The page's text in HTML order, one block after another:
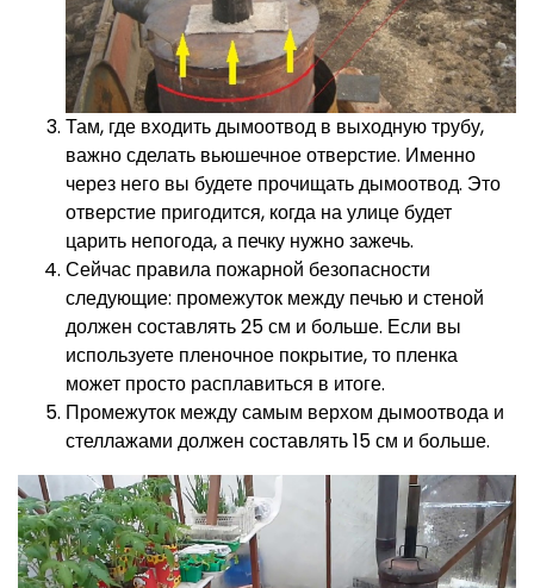
Там, где входить дымоотвод в выходную трубу,
важно сделать вьюшечное отверстие. Именно
через него вы будете прочищать дымоотвод. Это
отверстие пригодится, когда на улице будет
царить непогода, а печку нужно зажечь.
Сейчас правила пожарной безопасности
следующие: промежуток между печью и стеной
должен составлять 25 см и больше. Если вы
используете пленочное покрытие, то пленка
может просто расплавиться в итоге.
Промежуток между самым верхом дымоотвода и
стеллажами должен составлять 15 см и больше.